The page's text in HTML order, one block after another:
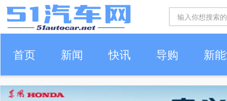
首页 新闻 快讯 导购 新
车生活